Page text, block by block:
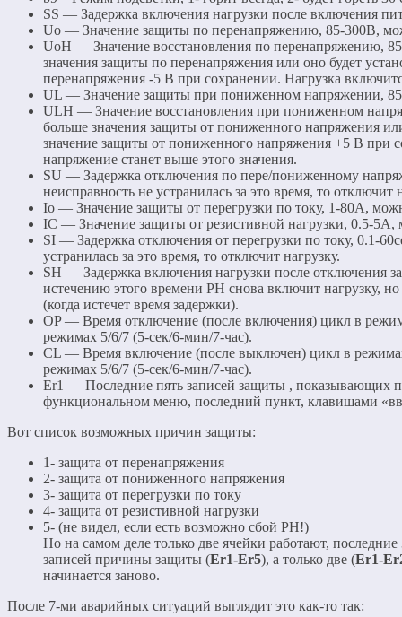
SS — Задержка включения нагрузки после включения
Uo — Значение защиты по перенапряжению, 85-300В,
UoH — Значение восстановления по перенапряжению,
значения защиты по перенапряжения или оно будет
перенапряжения -5 В при сохранении. Нагрузка
UL — Значение защиты при пониженном напряжении,
ULH — Значение восстановления при пониженном
больше значения защиты от пониженного напряжения
значение защиты от пониженного напряжения +5 В при
напряжение станет выше этого значения.
SU — Задержка отключения по пере/пониженному
неисправность не устранилась за это время, то отключит
Io — Значение защиты от перегрузки по току, 1-80А,
IC — Значение защиты от резистивной нагрузки, 0.5-
SI — Задержка отключения от перегрузки по току, 0.1-
устранилась за это время, то отключит нагрузку.
SH — Задержка включения нагрузки после отключения
истечению этого времени РН снова включит нагрузку,
(когда истечет время задержки).
OP — Время отключение (после включения) цикл в
режимах 5/6/7 (5-сек/6-мин/7-час).
CL — Время включение (после выключен) цикл в
режимах 5/6/7 (5-сек/6-мин/7-час).
Er1 — Последние пять записей защиты , показывающих
функциональном меню, последний пункт, клавишами
Вот список возможных причин защиты:
1- защита от перенапряжения
2- защита от пониженного напряжения
3- защита от перегрузки по току
4- защита от резистивной нагрузки
5- (не видел, если есть возможно сбой РН!)
Но на самом деле только две ячейки работают,
записей причины защиты (Er1-Er5), а только две (Er1-
начинается заново.
После 7-ми аварийных ситуаций выглядит это как-то так: